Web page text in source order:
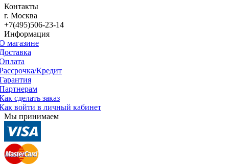
Контакты
г. Москва
+7(495)506-23-14
Информация
магазине
Кредит
сделать заказ
войти в личный кабинет
Мы принимаем